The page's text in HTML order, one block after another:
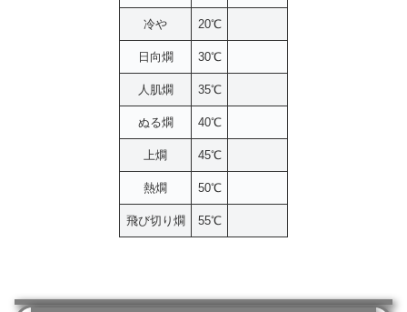
冷や 20℃
日向燗 30℃
人肌燗 35℃
ぬる燗 40℃
上燗 45℃
熱燗 50℃
飛び切り燗 55℃